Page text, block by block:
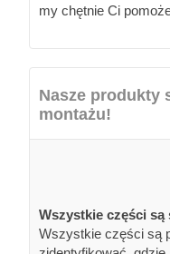
my chętnie Ci
Nasze produkty
montażu!
Wszystkie części
Wszystkie części są